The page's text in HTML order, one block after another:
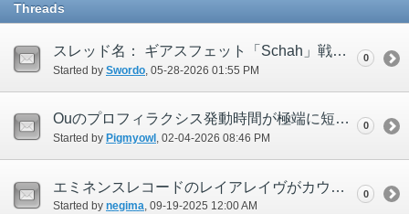
Threads
スレッド名： ギアスフェット「Schah」戦にて護衛全滅後も本体にダメージが通らない
Started by Swordo ‎, 05-28-2026 01:55 PM
0
Ouのプロフィラクシス発動時間が極端に短い＋巻き戻り後のHP依存特殊行動が連続的に行われる
Started by Pigmyowl ‎, 02-04-2026 08:46 PM
0
エミネンスレコードのレイアレイヴがカウントされません。
Started by negima‎, 09-19-2025 12:00 AM
0